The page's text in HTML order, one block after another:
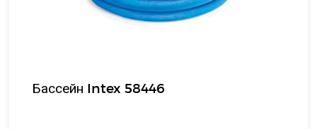
Бассейн Intex 58446